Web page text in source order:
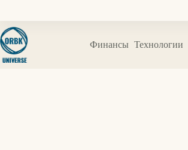
сути
Финансы Технологии